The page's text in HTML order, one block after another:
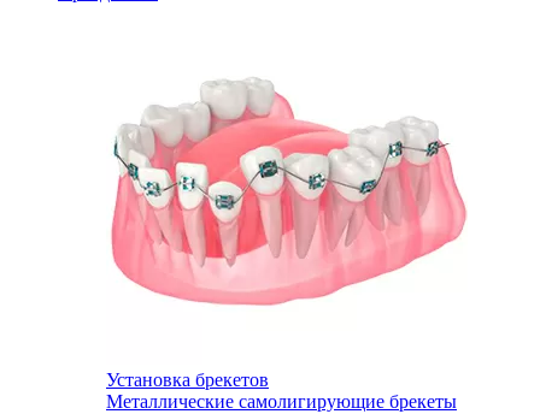
Установка брекетов
Металлические самолигирующие брекеты